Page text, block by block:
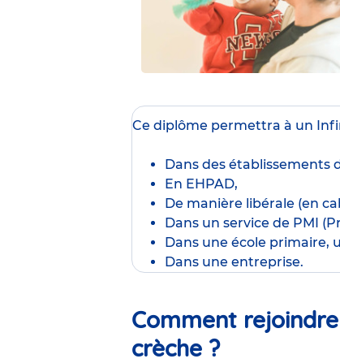
Ce diplôme permettra à un
Dans des établissements
En EHPAD,
De manière libérale (en
Dans un service de PMI
Dans une école primaire,
Dans une entreprise.
Comment
crèche ?